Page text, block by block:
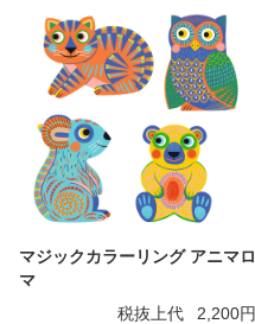
マジックカラーリング アニマロ
マ
税抜上代
2,200円